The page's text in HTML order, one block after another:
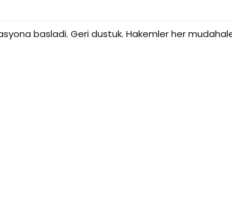
basladi. Geri dustuk. Hakemler her